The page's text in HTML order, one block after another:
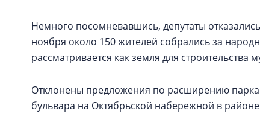
Немного посомневавшись, депутаты
ноября около 150 жителей собрались за
рассматривается как земля для строительства
Отклонены предложения по расширению
бульвара на Октябрьской набережной в